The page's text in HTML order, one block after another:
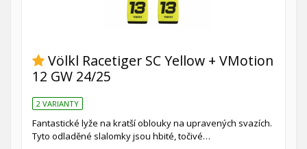
Völkl Racetiger SC Yellow + VMotion
12 GW 24/25
2 VARIANTY
Fantastické lyže na kratší oblouky na upravených svazích.
Tyto odladěné slalomky jsou hbité, točivé…